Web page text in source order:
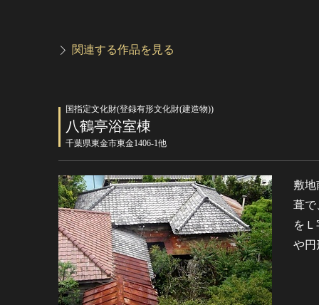
関連する作品を見る
国指定文化財(登録有形文化財(建造物))
八鶴亭浴室棟
千葉県東金市東金1406-1他
敷
葺で
を
や円